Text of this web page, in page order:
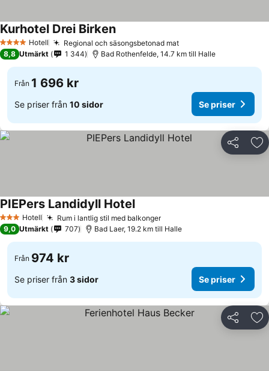
4 StjärnorHotell Regional och säsongsbetonad mat
Kurhotel Drei Birken
8,8 Utmärkt 1 344 Bad Rothenfelde, 14.7 km till Halle
Från 1 696 kr
Se priser från 10 sidor Se priser
Dela
3 StjärnorHotell Rum i lantlig stil med balkonger
PIEPers Landidyll Hotel
9,0 Utmärkt 707 Bad Laer, 19.2 km till Halle
Från 974 kr
Se priser från 3 sidor Se priser
Dela